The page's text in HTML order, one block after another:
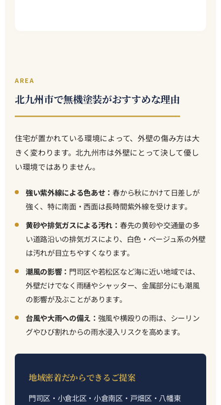
AREA
北九州市で無機塗装がおすすめな理由
住宅が置かれている環境によって、外壁の傷み方は大
きく変わります。北九州市は外壁にとって決して優し
い環境ではありません。
強い紫外線による色あせ：春から秋にかけて日差しが
強く、特に南面・西面は長時間紫外線を受けます。
黄砂や排気ガスによる汚れ： 春先の黄砂や交通量の多
い道路沿いの排気ガスにより、白色・ベージュ系の外壁
は汚れが目立ちやすくなります。
潮風の影響： 門司区や若松区など海に近い地域では、
外壁だけでなく雨樋やシャッター、金属部分にも潮風
の影響が及ぶことがあります。
台風や大雨への備え： 強風や横殴りの雨は、シーリン
グやひび割れからの雨水浸入リスクを高めます。
地域密着だからできるご提案
門司区・小倉北区・小倉南区・戸畑区・八幡東